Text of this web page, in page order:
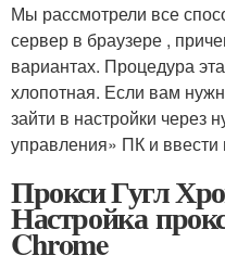
Мы рассмотрели все
сервер в браузере ,
вариантах. Процедура
хлопотная. Если вам
зайти в настройки через
управления» ПК и
Прокси Гугл
Настройка
Chrome